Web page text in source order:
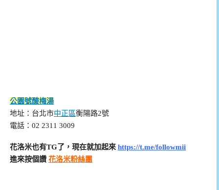
公園號酸梅湯
地址：台北市中正區衡陽路2號
電話：02 2311 3009
花洛米也有TG了，現在就加起來 https://t.me/followmii
進來按個讚 花洛米粉絲團